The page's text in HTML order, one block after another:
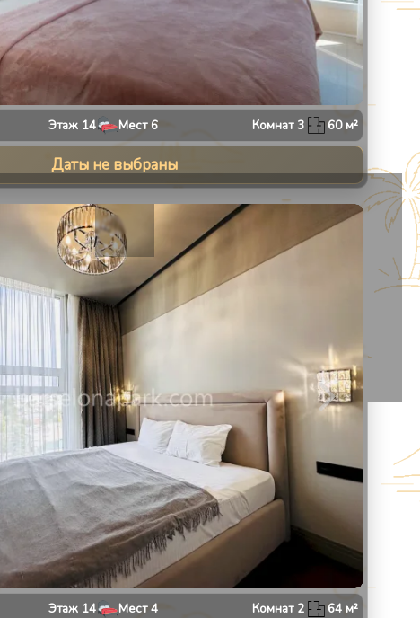
Этаж 14 Мест 6 Комнат3 60м²
Даты не выбраны
1/ 10
Этаж 14 Мест4 Комнат 2 64м²